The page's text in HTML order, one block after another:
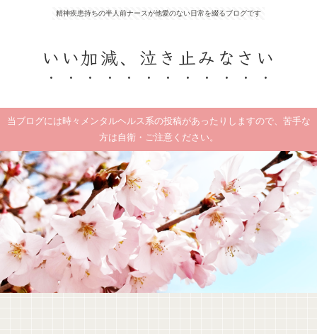
精神疾患持ちの半人前ナースが他愛のない日常を綴るブログです
いい加減、泣き止みなさい
当ブログには時々メンタルヘルス系の投稿があったりしますので、苦手な
方は自衛・ご注意ください。